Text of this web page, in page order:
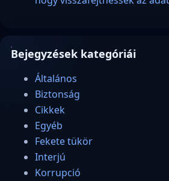
Bejegyzések kategóriái
Általános
Biztonság
Cikkek
Egyéb
Fekete tükör
Interjú
Korrupció